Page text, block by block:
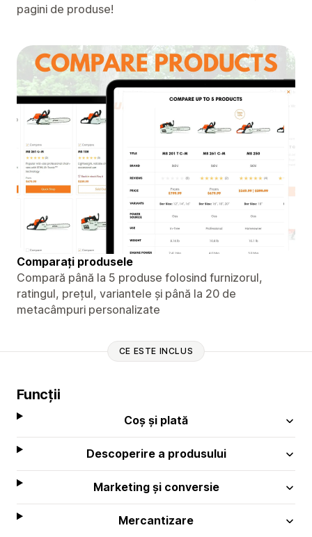
pagini de produse!
Comparați produsele
Compară până la 5 produse folosind furnizorul,
ratingul, prețul, variantele și până la 20 de
metacâmpuri personalizate
CE ESTE INCLUS
Funcții
Coș și plată
Descoperire a produsului
Marketing și conversie
Mercantizare